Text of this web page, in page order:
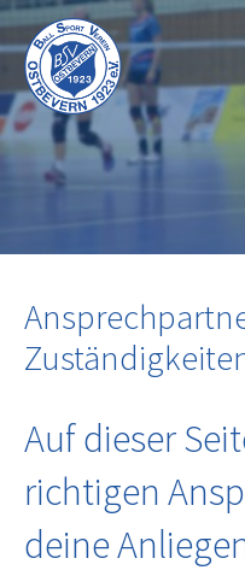
Auf dieser
richtigen
deine